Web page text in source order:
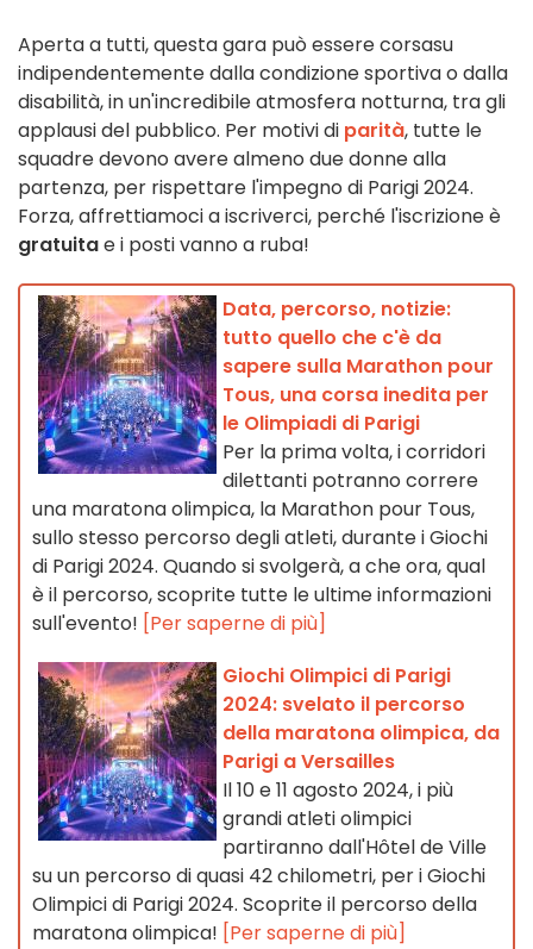
Aperta a tutti, questa gara può essere corsasu
indipendentemente dalla condizione sportiva o dalla
disabilità, in un'incredibile atmosfera notturna, tra gli
applausi del pubblico. Per motivi di parità, tutte le
squadre devono avere almeno due donne alla
partenza, per rispettare l'impegno di Parigi 2024.
Forza, affrettiamoci a iscriverci, perché l'iscrizione è
gratuitae i posti vanno a ruba!
Data, percorso, notizie:
tutto quello che c'è da
sapere sulla Marathon pour
Tous, una corsa inedita per
le Olimpiadi di Parigi
Per la prima volta, i corridori
dilettanti potranno correre
una maratona olimpica, la Marathon pour Tous,
sullo stesso percorso degli atleti, durante i Giochi
di Parigi 2024. Quando si svolgerà, a che ora, qual
è il percorso, scoprite tutte le ultime informazioni
sull'evento! [Per saperne di più]
Giochi Olimpici di Parigi
2024: svelato il percorso
della maratona olimpica, da
Parigi a Versailles
Il 10 e 11 agosto 2024, i più
grandi atleti olimpici
partiranno dall'Hôtel de Ville
su un percorso di quasi 42 chilometri, per i Giochi
Olimpici di Parigi 2024. Scoprite il percorso della
maratona olimpica! [Per saperne di più]